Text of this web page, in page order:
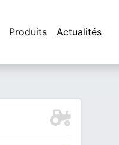
Produits Actualités